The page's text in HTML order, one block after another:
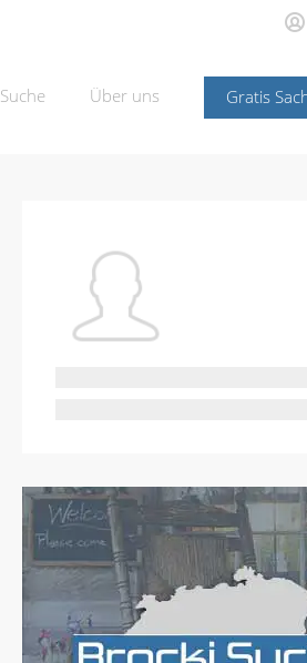
Gratis
Suche Über uns